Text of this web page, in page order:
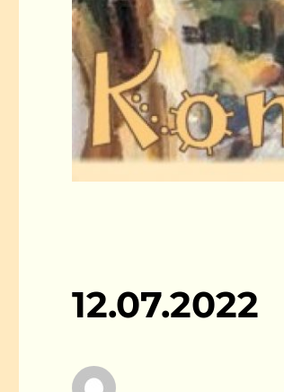
12.07.2022